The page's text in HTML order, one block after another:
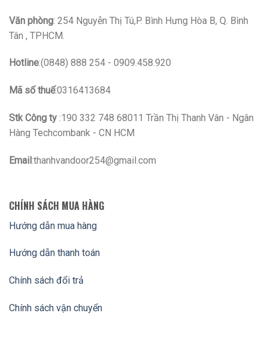
Văn phòng: 254 Nguyễn Thị Tú,P. Bình Hưng Hòa B, Q. Bình
Tân , TPHCM.
Hotline:(0848) 888 254 - 0909.458.920
Mã số thuế:0316413684
Stk Công ty :190 332 748 68011 Trần Thị Thanh Vân - Ngân
Hàng Techcombank - CN HCM
Email:thanhvandoor254@gmail.com
CHÍNH SÁCH MUA HÀNG
Hướng dẫn mua hàng
Hướng dẫn thanh toán
Chính sách đổi trả
Chính sách vận chuyển